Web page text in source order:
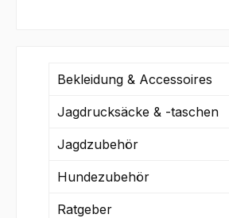
Bekleidung & Accessoires
Jagdrucksäcke & -taschen
Jagdzubehör
Hundezubehör
Ratgeber